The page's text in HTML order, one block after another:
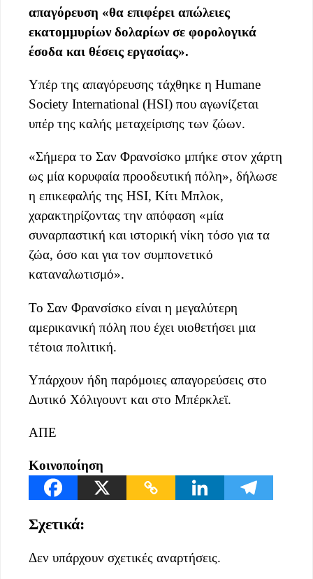
απαγόρευση «θα επιφέρει απώλειες
εκατομμυρίων δολαρίων σε φορολογικά
έσοδα και θέσεις εργασίας».
Υπέρ της απαγόρευσης τάχθηκε η Humane
Society International (HSI) που αγωνίζεται
υπέρ της καλής μεταχείρισης των ζώων.
«Σήμερα το Σαν Φρανσίσκο μπήκε στον χάρτη
ως μία κορυφαία προοδευτική πόλη», δήλωσε
η επικεφαλής της HSI, Κίτι Μπλοκ,
χαρακτηρίζοντας την απόφαση «μία
συναρπαστική και ιστορική νίκη τόσο για τα
ζώα, όσο και για τον συμπονετικό
καταναλωτισμό».
Το Σαν Φρανσίσκο είναι η μεγαλύτερη
αμερικανική πόλη που έχει υιοθετήσει μια
τέτοια πολιτική.
Υπάρχουν ήδη παρόμοιες απαγορεύσεις στο
Δυτικό Χόλιγουντ και στο Μπέρκλεϊ.
ΑΠΕ
Κοινοποίηση
Σχετικά:
Δεν υπάρχουν σχετικές αναρτήσεις.